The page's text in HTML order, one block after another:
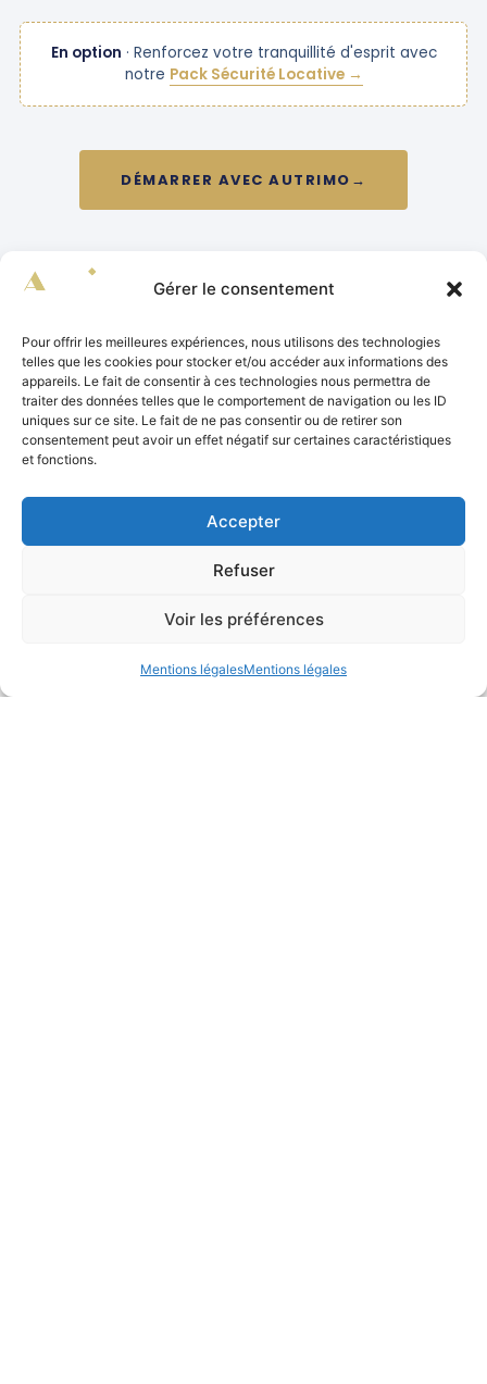
Gérer le consentement
Pour offrir les meilleures expériences, nous utilisons des technologies
telles que les cookies pour stocker et/ou accéder aux informations des
appareils. Le fait de consentir à ces technologies nous permettra de
traiter des données telles que le comportement de navigation ou les ID
uniques sur ce site. Le fait de ne pas consentir ou de retirer son
consentement peut avoir un effet négatif sur certaines caractéristiques
et fonctions.
Accepter
Refuser
Voir les préférences
Mentions légalesMentions légales
En option · Renforcez votre tranquillité d'esprit avec
notre Pack Sécurité Locative →
DÉMARRER AVEC AUTRIMO →
NOS FORMULES
Vous gardez la main,ou
on s'occupe de tout.
Deux niveaux d'accompagnement, à choisir
engagement de durée.